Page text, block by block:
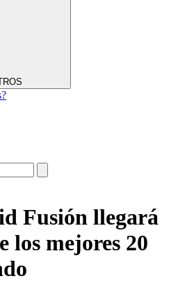
Fusión llegará
los mejores 20